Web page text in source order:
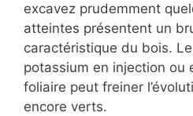
excavez prudemment
atteintes présentent un
caractéristique du bois.
potassium en injection ou
foliaire peut freiner
encore verts.